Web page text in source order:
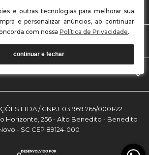
e outras tecnologias para melhorar sua
e personalizar anúncios, ao continuar
com nossa Política de Privacidade.
continuar e fechar
LTDA / CNPJ: 03.969.765/0001-22
Horizonte, 256 - Alto Benedito - Benedito
- SC CEP 89124-000